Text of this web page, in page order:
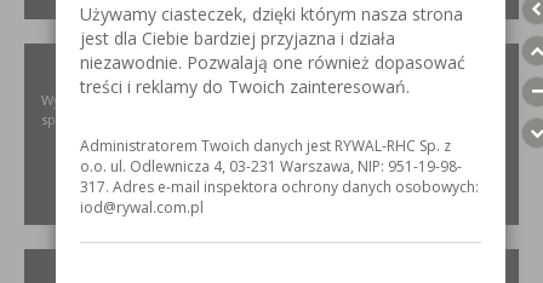
XIRIS.PL
Wysoce wyspecjalizowane kamery spawalnicze do badania jakości
spoin spawalniczych
ZOBACZ
Używamy ciasteczek, dzięki którym nasza strona
jest dla Ciebie bardziej przyjazna i działa
niezawodnie. Pozwalają one również dopasować
treści i reklamy do Twoich zainteresowań.
Administratorem Twoich danych jest RYWAL-RHC Sp. z
o.o. ul. Odlewnicza 4, 03-231 Warszawa, NIP: 951-19-98-
317. Adres e-mail inspektora ochrony danych osobowych:
iod@rywal.com.pl